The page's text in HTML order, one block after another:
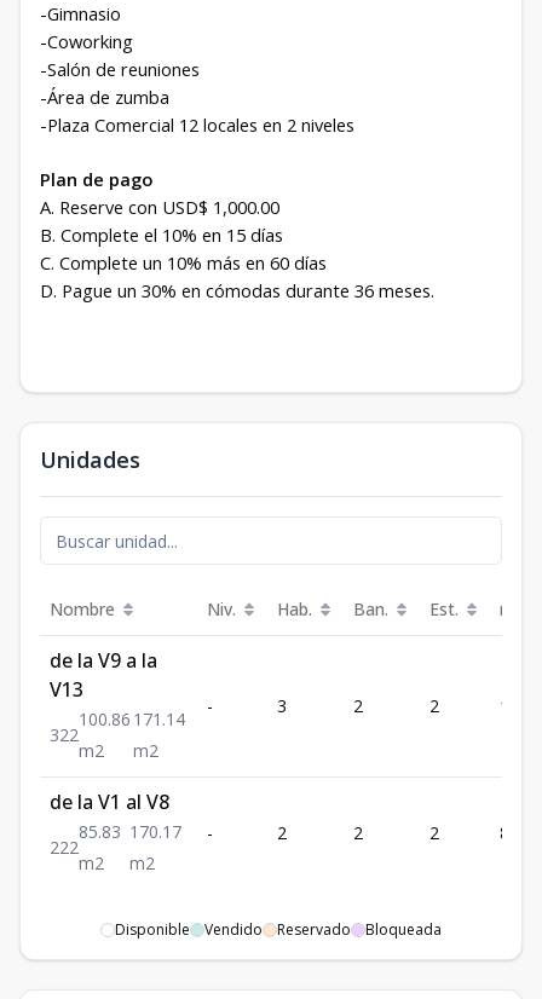
-Gimnasio
-Coworking
-Salón de reuniones
-Área de zumba
-Plaza Comercial 12 locales en 2 niveles
Plan de pago
A. Reserve con USD$ 1,000.00
B. Complete el 10% en 15 días
C. Complete un 10% más en 60 días
D. Pague un 30% en cómodas durante 36 meses.
Unidades
Nombre Niv. Hab. Ban. Est. m²
de la V9 a la
V13
322
100.86
m2
171.14
m2
- 3 2 2
de la V1 al V8
222
85.83
m2
170.17
m2
- 2 2 2 85.83
Disponible Vendido Reservado Bloqueada